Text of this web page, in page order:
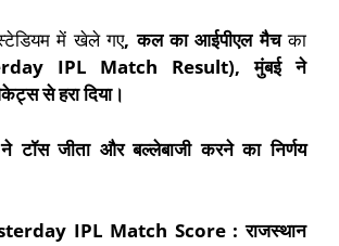
में खेले गए,कल का आईपीएल मैच का
IPL Match Result),मुंबईने
से हरा दिया।
ने टॉस जीता और बल्लेबाजी करने का निर्णय
IPL Match Score :राजस्थान